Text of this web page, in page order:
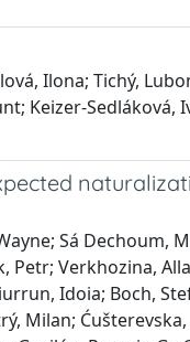
Ilona; Tichý,
Keizer-Sedláková,
Sá Dechoum,
Verkhozina,
Idoia; Boch,
Milan;